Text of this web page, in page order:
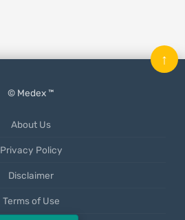
© Medex ™
About Us
Privacy Policy
Disclaimer
Terms of Use
↑